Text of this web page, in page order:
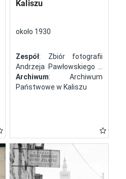
Kaliszu
około 1930
Zespół: Zbiór fotografii
Andrzeja Pawłowskiego z
Kalisza
Archiwum: Archiwum
Państwowe w Kaliszu